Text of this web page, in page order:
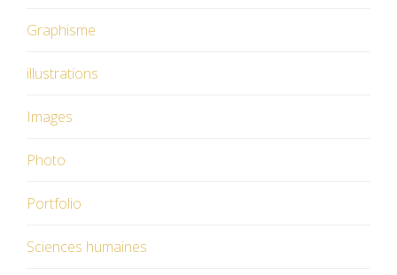
Graphisme
illustrations
Images
Photo
Portfolio
Sciences humaines